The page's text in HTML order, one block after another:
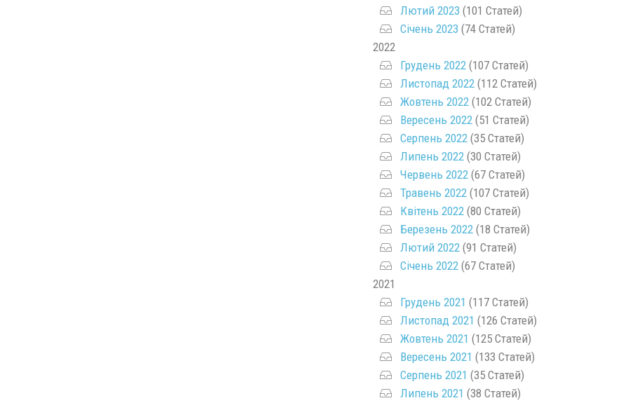
Лютий 2023 (101 Статей)
Січень 2023 (74 Статей)
2022
Грудень 2022(107 Статей)
Листопад 2022(112 Статей)
Жовтень 2022(102 Статей)
Вересень 2022(51 Статей)
Серпень 2022(35 Статей)
Липень 2022(30 Статей)
Червень 2022(67 Статей)
Травень 2022(107 Статей)
Квітень 2022(80 Статей)
Березень 2022(18 Статей)
Лютий 2022(91 Статей)
Січень 2022(67 Статей)
2021
Грудень 2021 (117 Статей)
Листопад 2021 (126 Статей)
Жовтень 2021 (125 Статей)
Вересень 2021 (133 Статей)
Серпень 2021 (35 Статей)
Липень 2021 (38 Статей)